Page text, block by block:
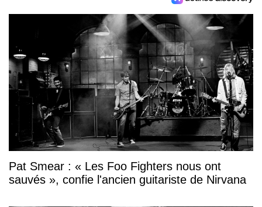
Pat Smear : « Les Foo Fighters nous ont
sauvés », confie l'ancien guitariste de Nirvana